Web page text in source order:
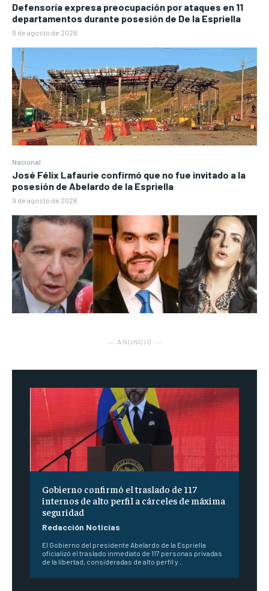
Defensoría expresa preocupación por ataques en 11
departamentos durante posesión de De la Espriella
9 de agosto de 2026
Nacional
José Félix Lafaurie confirmó que no fue invitado a la
posesión de Abelardo de la Espriella
9 de agosto de 2026
― ANUNCIO ―
Gobierno confirmó el traslado de 117
internos de alto perfil a cárceles de máxima
seguridad
Redacción Noticias
El Gobierno del presidente Abelardo de la Espriella
oficializó el traslado inmediato de 117 personas privadas
de la libertad, consideradas de alto perfil y...